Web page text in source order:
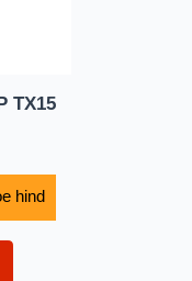
TX15